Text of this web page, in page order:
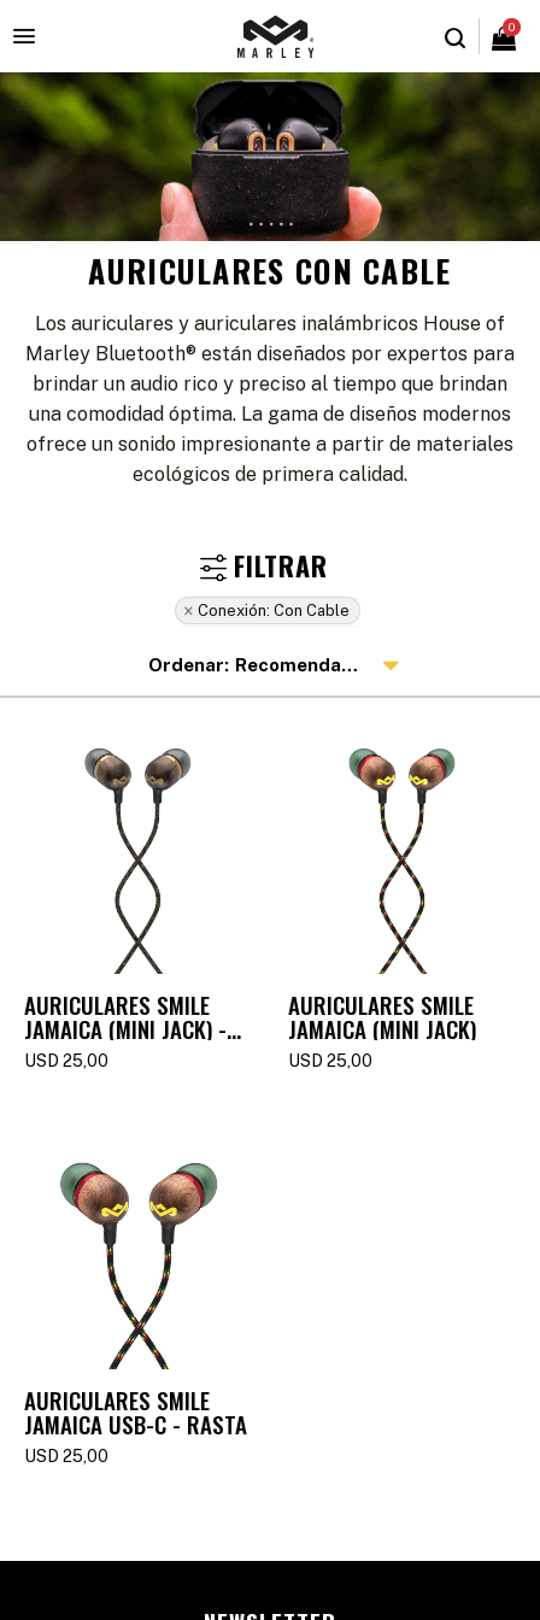
0

AURICULARES CON CABLE
Los auriculares y auriculares inalámbricos House of
Marley Bluetooth® están diseñados por expertos para
brindar un audio rico y preciso al tiempo que brindan
una comodidad óptima. La gama de diseños modernos
ofrece un sonido impresionante a partir de materiales
ecológicos de primera calidad.
Conexión: Con Cable
Recomendados
AURICULARES SMILE
JAMAICA (MINI JACK) -
BRASS
USD 25,00
AURICULARES SMILE
JAMAICA (MINI JACK)
USD 25,00
AURICULARES SMILE
JAMAICA USB-C - RASTA
USD 25,00